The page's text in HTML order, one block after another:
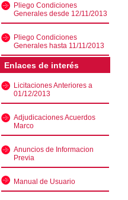
Pliego Condiciones
Generales desde 12/11/2013
Pliego Condiciones
Generales hasta 11/11/2013
Enlaces de interés
Licitaciones Anteriores a
01/12/2013
Adjudicaciones Acuerdos
Marco
Anuncios de Informacion
Previa
Manual de Usuario